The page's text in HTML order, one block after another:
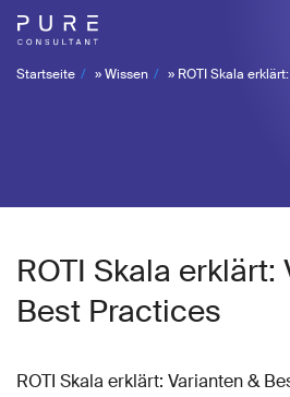
Startseite »Wissen » ROTI Skala
ROTI Skala erklärt:
Best Practices
ROTI Skala erklärt: Varianten &